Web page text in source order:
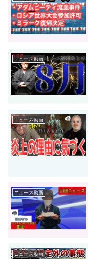
ニュース動画
ニュース動画
ニュース動画
ニュース動画